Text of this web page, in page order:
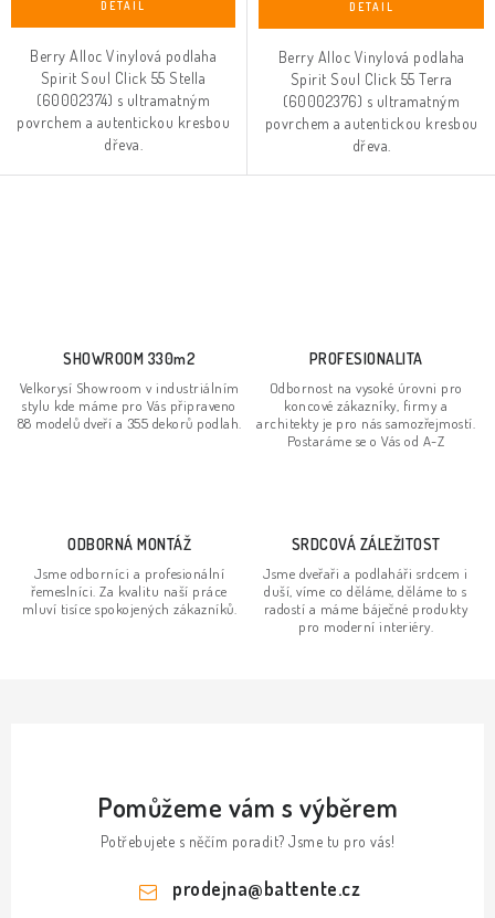
Berry Alloc Vinylová podlaha
Spirit Soul Click 55 Stella
(60002374) s ultramatným
povrchem a autentickou kresbou
dřeva.
Berry Alloc Vinylová podlaha
Spirit Soul Click 55 Terra
(60002376) s ultramatným
povrchem a autentickou kresbou
dřeva.
a
c
SHOWROOM 330m2
Velkorysí Showroom v industriálním
stylu kde máme pro Vás připraveno
88 modelů dveří a 355 dekorů podlah.
PROFESIONALITA
Odbornost na vysoké úrovni pro
koncové zákazníky, firmy a
architekty je pro nás samozřejmostí.
Postaráme se o Vás od A-Z
ODBORNÁ MONTÁŽ
Jsme odborníci a profesionální
řemeslníci. Za kvalitu naší práce
mluví tisíce spokojených zákazníků.
SRDCOVÁ ZÁLEŽITOST
Jsme dveřaři a podlaháři srdcem i
duší, víme co děláme, děláme to s
radostí a máme báječné produkty
pro moderní interiéry.
Pomůžeme vám s výběrem
Potřebujete s něčím poradit? Jsme tu pro vás!
prodejna@battente.cz